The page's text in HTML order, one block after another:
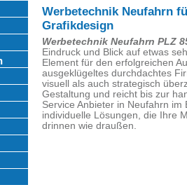
Werbetechnik Neufahrn
Grafikdesign
Werbetechnik Neufahrn PLZ
Eindruck und Blick auf etwas
Element für den erfolgreichen
ausgeklügeltes durchdachtes
visuell als auch strategisch
Gestaltung und reicht bis zur
Service Anbieter in Neufahrn
individuelle Lösungen, die Ihre
drinnen wie draußen.